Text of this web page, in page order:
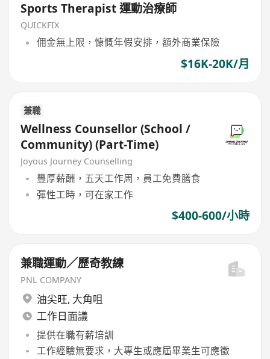
Sports Therapist 運動治療師
QUICKFIX
佣金無上限，慷慨年假安排，額外商業保險
$16K-20K/月
兼職
Wellness Counsellor (School /
Community) (Part-Time)
Joyous Journey Counselling
豐厚薪酬，五天工作周，員工免費膳食
彈性工時，可在家工作
$400-600/小時
兼職運動／歷奇教練
PNL COMPANY
油尖旺, 大角咀
工作日面議
提供在職有薪培訓
工作經驗無要求，大專生或應屆畢業生可應徵